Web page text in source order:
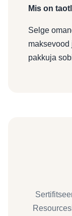
Mis on
Selge
maksevood
pakkuja